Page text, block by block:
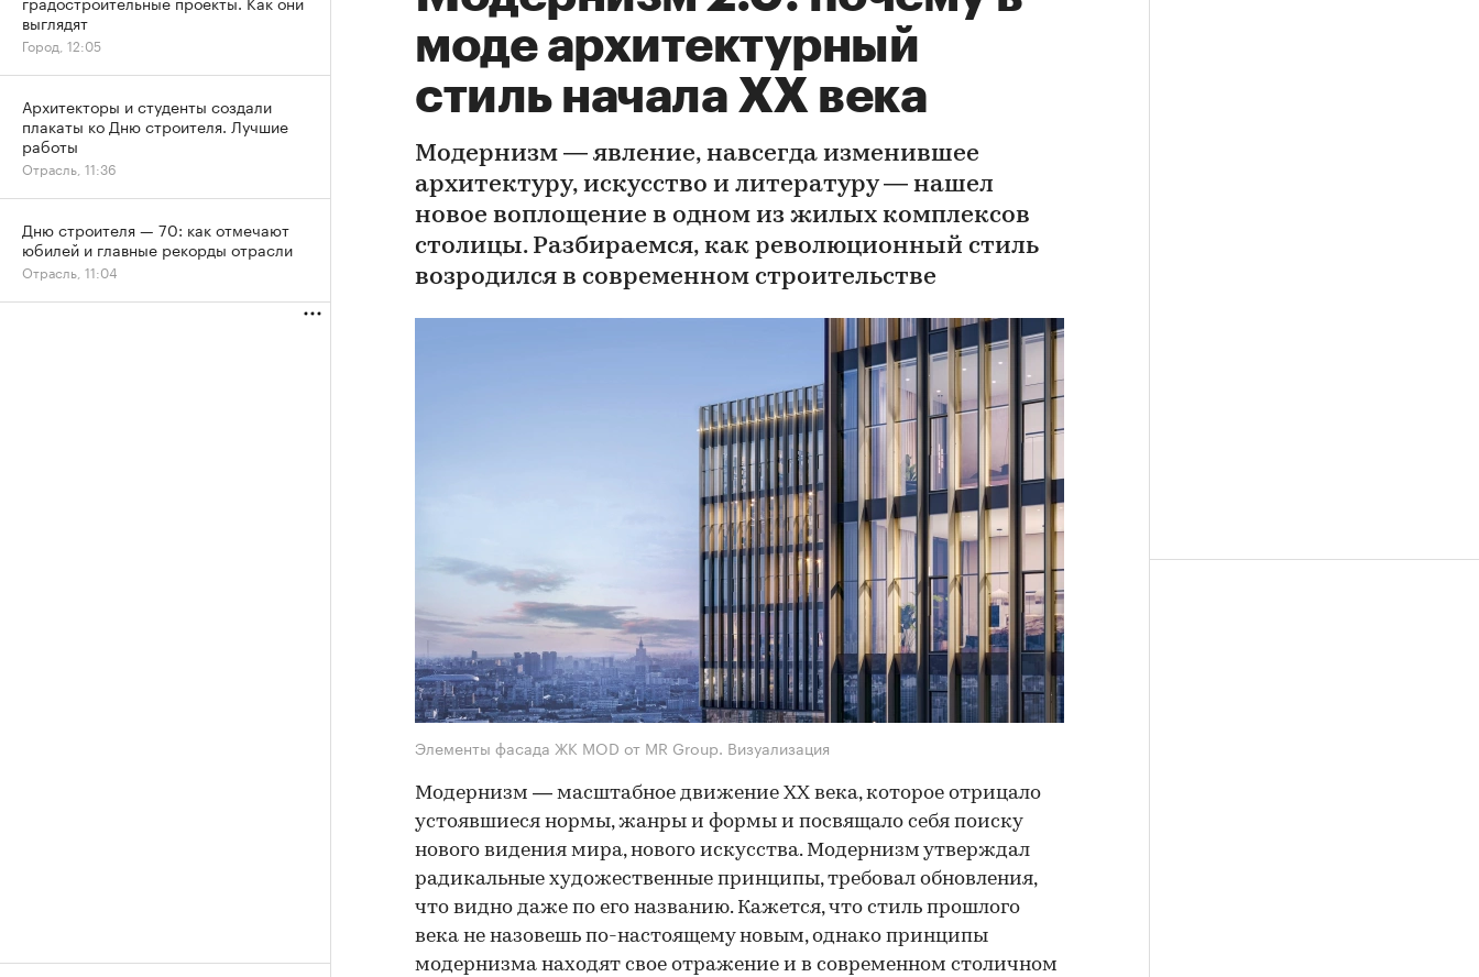
моде архитектурный
стиль начала ХХ века
Модернизм — явление, навсегда изменившее
архитектуру, искусство и литературу — нашел
новое воплощение в одном из жилых комплексов
столицы. Разбираемся, как революционный стиль
возродился в современном строительстве
Элементы фасада ЖК MOD от MR Group. Визуализация
Модернизм — масштабное движение ХХ века, которое отрицало
устоявшиеся нормы, жанры и формы и посвящало себя поиску
нового видения мира, нового искусства. Модернизм утверждал
радикальные художественные принципы, требовал обновления,
что видно даже по его названию. Кажется, что стиль прошлого
века не назовешь по-настоящему новым, однако принципы
модернизма находят свое отражение и в современном столичном
выглядят
Город, 12:05
Архитекторы и студенты создали
плакаты ко Дню строителя. Лучшие
работы
Отрасль, 11:36
Дню строителя — 70: как отмечают
юбилей и главные рекорды отрасли
Отрасль, 11:04